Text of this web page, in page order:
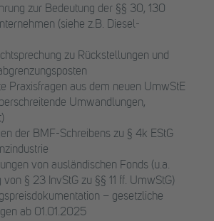
zur Bedeutung der §§ 30, 130
(siehe z.B. Diesel-
zu Rückstellungen und
Praxisfragen aus dem neuen UmwStE
Umwandlungen,
der BMF-Schreibens zu § 4k EStG
von ausländischen Fonds (u.a.
von § 23 InvStG zu §§ 11 ff. UmwStG)
– gesetzliche
ab 01.01.2025